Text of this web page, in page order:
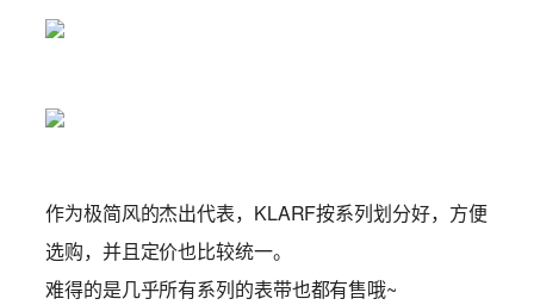
作为极简风的杰出代表，KLARF按系列划分好，方便
选购，并且定价也比较统一。
难得的是几乎所有系列的表带也都有售哦~